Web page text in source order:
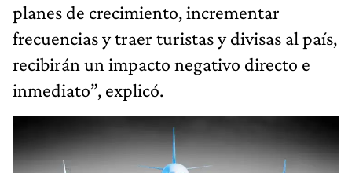
planes de crecimiento, incrementar
frecuencias y traer turistas y divisas al país,
recibirán un impacto negativo directo e
inmediato”, explicó.